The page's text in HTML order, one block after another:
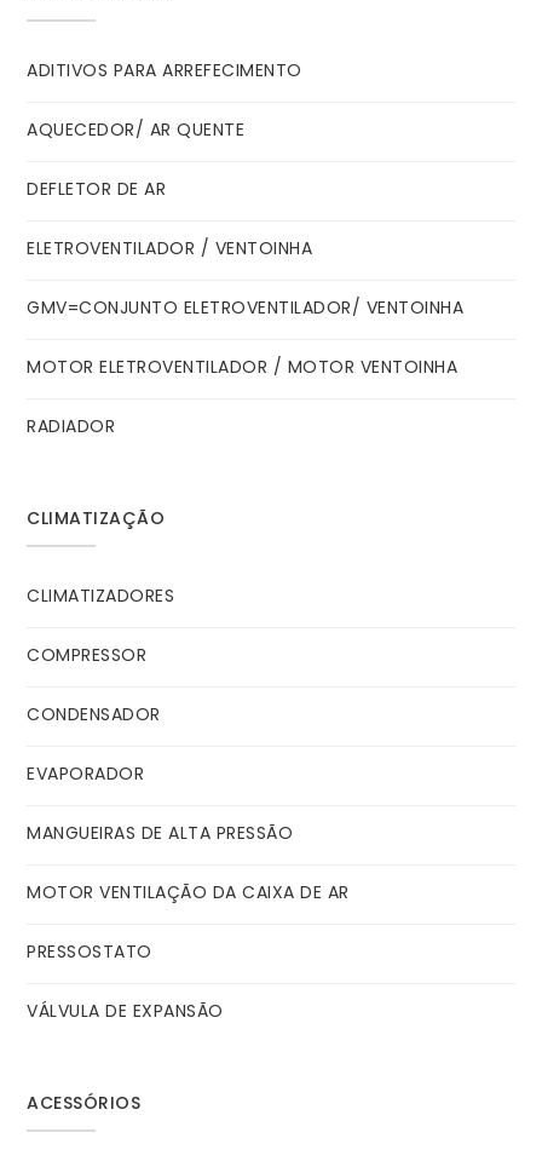
ADITIVOS PARA ARREFECIMENTO
AQUECEDOR/ AR QUENTE
DEFLETOR DE AR
ELETROVENTILADOR / VENTOINHA
GMV=CONJUNTO ELETROVENTILADOR/ VENTOINHA
MOTOR ELETROVENTILADOR / MOTOR VENTOINHA
RADIADOR
CLIMATIZAÇÃO
CLIMATIZADORES
COMPRESSOR
CONDENSADOR
EVAPORADOR
MANGUEIRAS DE ALTA PRESSÃO
MOTOR VENTILAÇÃO DA CAIXA DE AR
PRESSOSTATO
VÁLVULA DE EXPANSÃO
ACESSÓRIOS